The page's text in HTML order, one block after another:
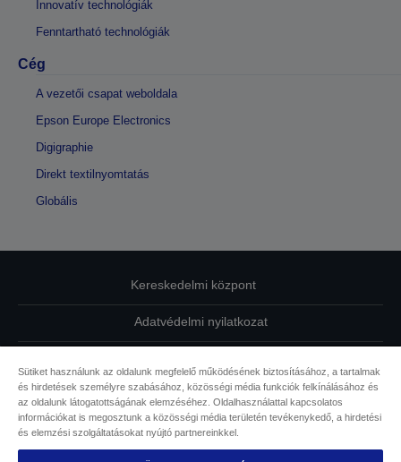
Innovatív technológiák
Fenntartható technológiák
Cég
A vezetői csapat weboldala
Epson Europe Electronics
Digigraphie
Direkt textilnyomtatás
Globális
Kereskedelmi központ
Adatvédelmi nyilatkozat
Kapcsolatfelvétel
Sütikkel kapcsolatos információk
Sütiket használunk az oldalunk megfelelő működésének biztosításához, a tartalmak
és hirdetések személyre szabásához, közösségi média funkciók felkínálásához és
az oldalunk látogatottságának elemzéséhez. Oldalhasználattal kapcsolatos
információkat is megosztunk a közösségi média területén tevékenykedő, a hirdetési
és elemzési szolgáltatásokat nyújtó partnereinkkel.